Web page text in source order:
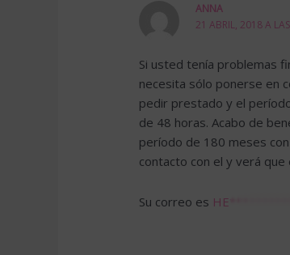
ANNA
21 ABRIL, 2018 A
Si usted tenía problemas
necesita sólo ponerse en
pedir prestado y el
de 48 horas. Acabo de
período de 180 meses
contacto con el y verá
Su correo es